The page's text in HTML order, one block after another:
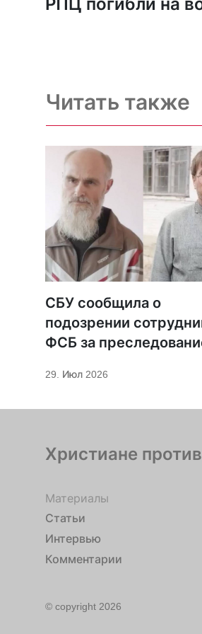
Читать также
СБУ сообщила о
подозрении
ФСБ за
29. Июл 2026
Христиане
Материалы
Статьи
Интервью
Комментарии
© copyright 2026